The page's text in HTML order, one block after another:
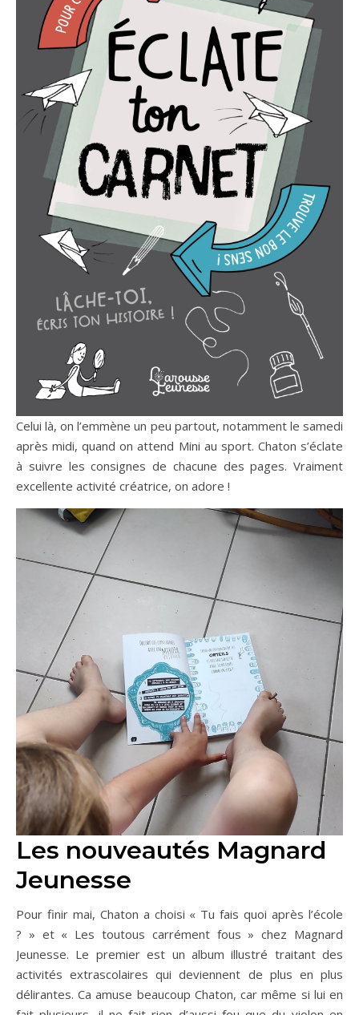
Celui là, on l’emmène un peu partout, notamment le samedi
après midi, quand on attend Mini au sport. Chaton s’éclate
à suivre les consignes de chacune des pages. Vraiment
excellente activité créatrice, on adore !
Les nouveautés Magnard
Jeunesse
Pour finir mai, Chaton a choisi « Tu fais quoi après l’école
? » et « Les toutous carrément fous » chez Magnard
Jeunesse. Le premier est un album illustré traitant des
activités extrascolaires qui deviennent de plus en plus
délirantes. Ca amuse beaucoup Chaton, car même si lui en